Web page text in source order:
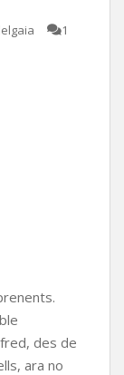
1
des de
ara no